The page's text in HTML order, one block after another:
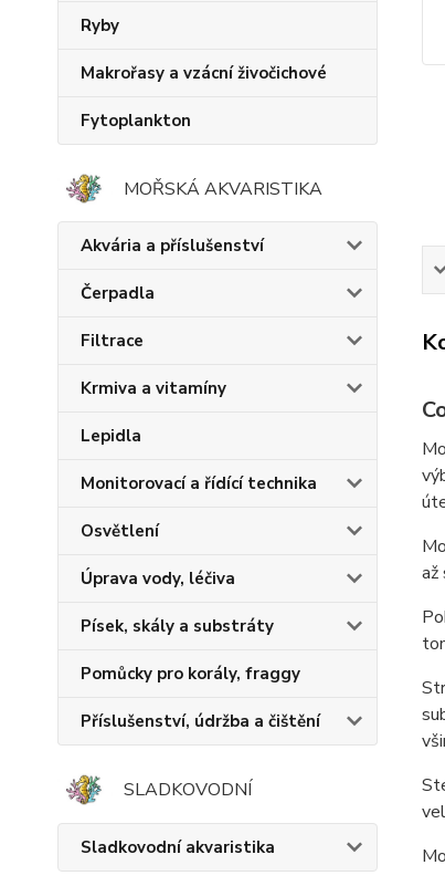
Ryby
Makrořasy a vzácní živočichové
Fytoplankton
MOŘSKÁ AKVARISTIKA
Akvária a příslušenství
Čerpadla
Filtrace
Krmiva a vitamíny
Lepidla
Monitorovací a řídící technika
Osvětlení
Úprava vody, léčiva
Písek, skály a substráty
Pomůcky pro korály, fraggy
Příslušenství, údržba a čištění
SLADKOVODNÍ
Sladkovodní akvaristika
až